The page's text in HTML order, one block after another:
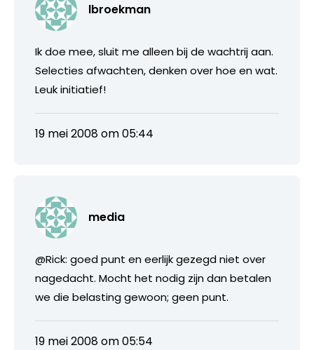
lbroekman
Ik doe mee, sluit me alleen bij de wachtrij aan.
Selecties afwachten, denken over hoe en wat.
Leuk initiatief!
19 mei 2008 om 05:44
media
@Rick: goed punt en eerlijk gezegd niet over
nagedacht. Mocht het nodig zijn dan betalen
we die belasting gewoon; geen punt.
19 mei 2008 om 05:54